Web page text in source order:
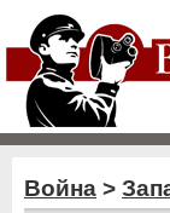
Война >